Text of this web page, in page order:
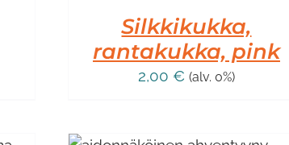
Silkkikukka,
rantakukka, pink
2,00 € (alv. 0%)